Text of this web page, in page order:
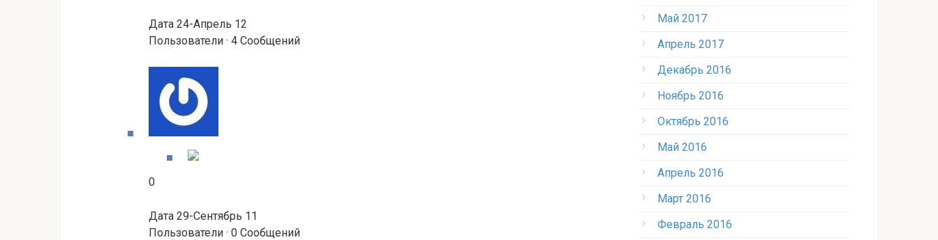
Дата 24-Апрель 12
Пользователи · 4 Сообщений
0
Дата 29-Сентябрь 11
Пользователи · 0 Сообщений
Май 2017
Апрель 2017
Декабрь 2016
Ноябрь 2016
Октябрь 2016
Май 2016
Апрель 2016
Март 2016
Февраль 2016